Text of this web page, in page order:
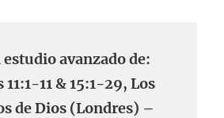
estudio avanzado de:
11:1-11 & 15:1-29, Los
de Dios (Londres) –